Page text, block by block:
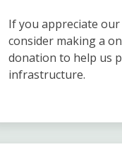
If you appreciate
consider making a
donation to help us
infrastructure.